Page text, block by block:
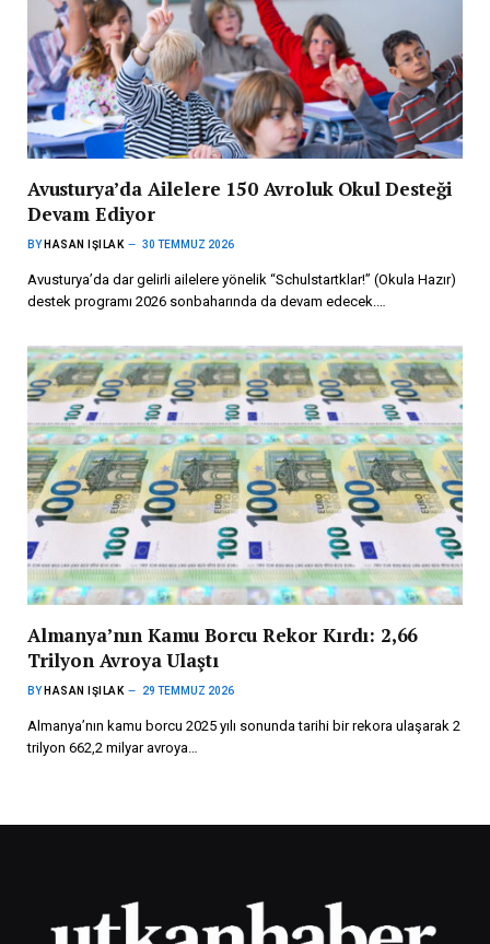
Avusturya’da Ailelere 150 Avroluk Okul Desteği
Devam Ediyor
BY HASAN IŞILAK 30 TEMMUZ 2026
Avusturya’da dar gelirli ailelere yönelik “Schulstartklar!” (Okula Hazır)
destek programı 2026 sonbaharında da devam edecek.…
Almanya’nın Kamu Borcu Rekor Kırdı: 2,66
Trilyon Avroya Ulaştı
BY HASAN IŞILAK 29 TEMMUZ 2026
Almanya’nın kamu borcu 2025 yılı sonunda tarihi bir rekora ulaşarak 2
trilyon 662,2 milyar avroya…